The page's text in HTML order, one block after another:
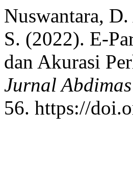
Nuswantara,
S. (2022). E-
dan Akurasi
Jurnal
56. https://